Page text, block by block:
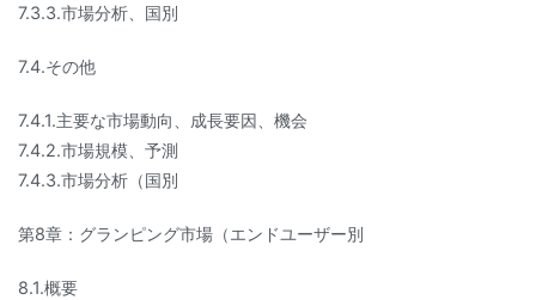
7.3.3.市場分析、国別
7.4.その他
7.4.1.主要な市場動向、成長要因、機会
7.4.2.市場規模、予測
7.4.3.市場分析（国別
第8章：グランピング市場（エンドユーザー別
8.1.概要